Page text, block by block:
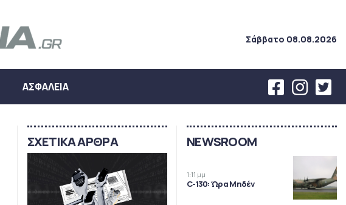
Σάββατο 08.08.2026
ΑΣΦΑΛΕΙΑ
ΣΧΕΤΙΚΑ ΑΡΘΡΑ NEWSROOM
1:11 μμ
C-130: Ώρα Μηδέν